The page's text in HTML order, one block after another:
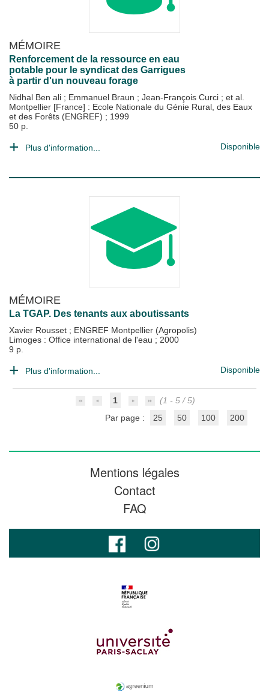
MÉMOIRE
Renforcement de la ressource en eau
potable pour le syndicat des Garrigues
à partir d'un nouveau forage
Nidhal Ben ali ; Emmanuel Braun ; Jean-François Curci ; et al.
Montpellier [France] : Ecole Nationale du Génie Rural, des Eaux
et des Forêts (ENGREF) ; 1999
50 p.
Plus d'information... Disponible
MÉMOIRE
La TGAP. Des tenants aux aboutissants
Xavier Rousset ; ENGREF Montpellier (Agropolis)
Limoges : Office international de l'eau ; 2000
9 p.
Plus d'information... Disponible
1
(1 - 5 / 5)
Par page :
25 50 100 200
Mentions légales
Contact
FAQ